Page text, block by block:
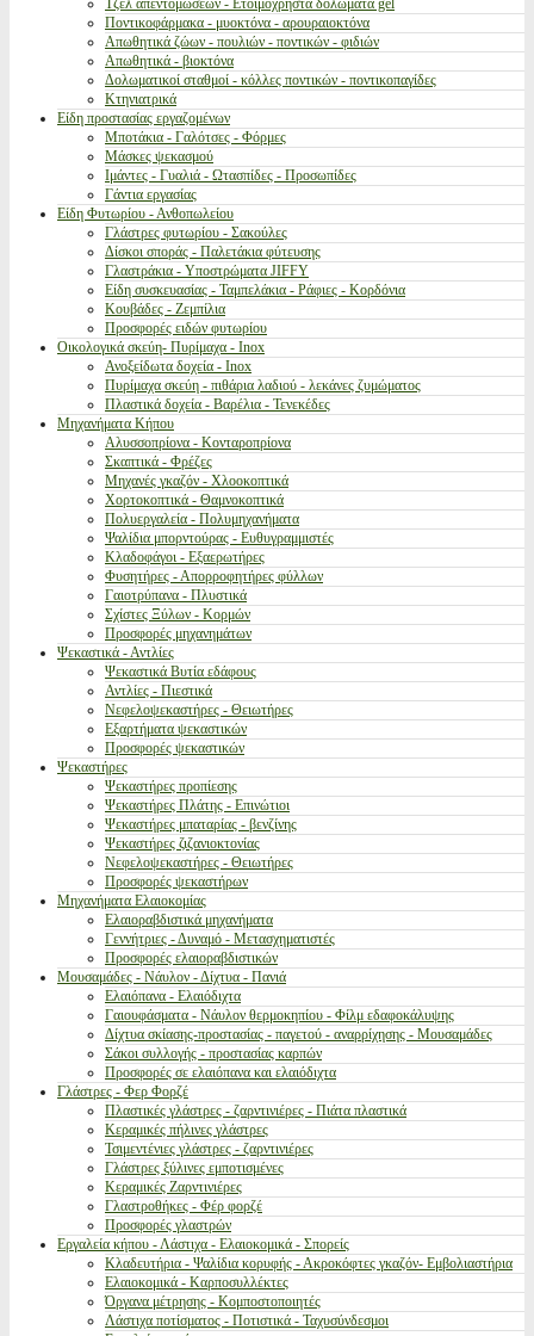
Τζέλ απεντομώσεων - Ετοιμόχρηστα δολώματα gel
Ποντικοφάρμακα - μυοκτόνα - αρουραιοκτόνα
Απωθητικά ζώων - πουλιών - ποντικών - φιδιών
Απωθητικά - βιοκτόνα
Δολωματικοί σταθμοί - κόλλες ποντικών - ποντικοπαγίδες
Κτηνιατρικά
Είδη προστασίας εργαζομένων
Μποτάκια - Γαλότσες - Φόρμες
Μάσκες ψεκασμού
Ιμάντες - Γυαλιά - Ωτασπίδες - Προσωπίδες
Γάντια εργασίας
Είδη Φυτωρίου - Ανθοπωλείου
Γλάστρες φυτωρίου - Σακούλες
Δίσκοι σποράς - Παλετάκια φύτευσης
Γλαστράκια - Υποστρώματα JIFFY
Είδη συσκευασίας - Ταμπελάκια - Ράφιες - Κορδόνια
Κουβάδες - Ζεμπίλια
Προσφορές ειδών φυτωρίου
Οικολογικά σκεύη- Πυρίμαχα - Inox
Ανοξείδωτα δοχεία - Inox
Πυρίμαχα σκεύη - πιθάρια λαδιού - λεκάνες ζυμώματος
Πλαστικά δοχεία - Βαρέλια - Τενεκέδες
Μηχανήματα Κήπου
Αλυσσοπρίονα - Κονταροπρίονα
Σκαπτικά - Φρέζες
Μηχανές γκαζόν - Χλοοκοπτικά
Χορτοκοπτικά - Θαμνοκοπτικά
Πολυεργαλεία - Πολυμηχανήματα
Ψαλίδια μπορντούρας - Ευθυγραμμιστές
Κλαδοφάγοι - Εξαερωτήρες
Φυσητήρες - Απορροφητήρες φύλλων
Γαιοτρύπανα - Πλυστικά
Σχίστες Ξύλων - Κορμών
Προσφορές μηχανημάτων
Ψεκαστικά - Αντλίες
Ψεκαστικά Βυτία εδάφους
Αντλίες - Πιεστικά
Νεφελοψεκαστήρες - Θειωτήρες
Εξαρτήματα ψεκαστικών
Προσφορές ψεκαστικών
Ψεκαστήρες
Ψεκαστήρες προπίεσης
Ψεκαστήρες Πλάτης - Επινώτιοι
Ψεκαστήρες μπαταρίας - βενζίνης
Ψεκαστήρες ζιζανιοκτονίας
Νεφελοψεκαστήρες - Θειωτήρες
Προσφορές ψεκαστήρων
Μηχανήματα Ελαιοκομίας
Ελαιοραβδιστικά μηχανήματα
Γεννήτριες - Δυναμό - Μετασχηματιστές
Προσφορές ελαιοραβδιστικών
Μουσαμάδες - Νάυλον - Δίχτυα - Πανιά
Ελαιόπανα - Ελαιόδιχτα
Γαιουφάσματα - Νάυλον θερμοκηπίου - Φίλμ εδαφοκάλυψης
Δίχτυα σκίασης-προστασίας - παγετού - αναρρίχησης - Μουσαμάδες
Σάκοι συλλογής - προστασίας καρπών
Προσφορές σε ελαιόπανα και ελαιόδιχτα
Γλάστρες - Φερ Φορζέ
Πλαστικές γλάστρες - ζαρντινιέρες - Πιάτα πλαστικά
Κεραμικές πήλινες γλάστρες
Τσιμεντένιες γλάστρες - ζαρντινιέρες
Γλάστρες ξύλινες εμποτισμένες
Κεραμικές Ζαρντινιέρες
Γλαστροθήκες - Φέρ φορζέ
Προσφορές γλαστρών
Εργαλεία κήπου - Λάστιχα - Ελαιοκομικά - Σπορείς
Κλαδευτήρια - Ψαλίδια κορυφής - Ακροκόφτες γκαζόν- Εμβολιαστήρια
Ελαιοκομικά - Καρποσυλλέκτες
Όργανα μέτρησης - Κομποστοποιητές
Λάστιχα ποτίσματος - Ποτιστικά - Ταχυσύνδεσμοι